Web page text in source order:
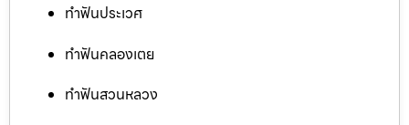
ทำฟันประเวศ
ทำฟันคลองเตย
ทำฟันสวนหลวง